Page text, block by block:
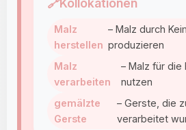
🔗Kollokationen
Malz
herstellen
– Malz durch
produzieren
Malz
verarbeiten
– Malz für die
nutzen
gemälzte
Gerste
– Gerste, die
verarbeitet